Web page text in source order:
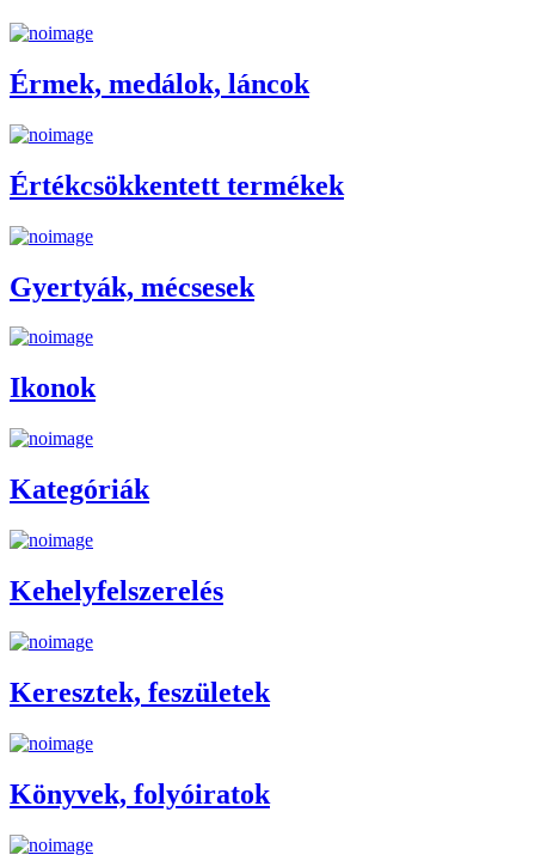
Érmek, medálok, láncok
Értékcsökkentett termékek
Gyertyák, mécsesek
Ikonok
Kategóriák
Kehelyfelszerelés
Keresztek, feszületek
Könyvek, folyóiratok